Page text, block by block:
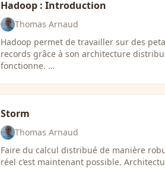
Hadoop : Introduction
Thomas Arnaud
Hadoop permet de travailler sur des
records grâce à son architecture
fonctionne. …
Storm
Thomas Arnaud
Faire du calcul distribué de manière
réel c’est maintenant possible.